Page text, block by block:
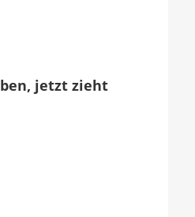
jetzt zieht